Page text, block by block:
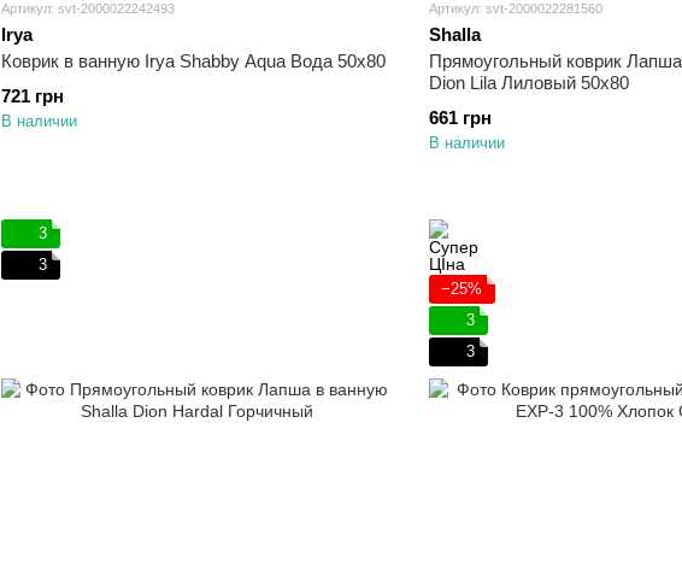
Артикул: svt-2000022242493
Irya
Коврик в ванную Irya Shabby Aqua Вода 50х80
721 грн
В наличии
Артикул: svt-2000022281560
Shalla
Прямоугольный коврик
Dion Lila Лиловый 50х80
661 грн
В наличии
3
3
−25%
3
3